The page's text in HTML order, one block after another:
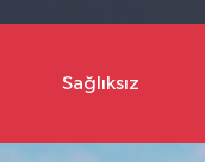
Sağlıksız